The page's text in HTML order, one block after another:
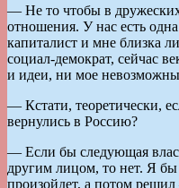
— Не то чтобы в
отношения. У нас есть
капиталист и мне близка
социал-демократ, сейчас
и идеи, ни мое
— Кстати, теоретически,
вернулись в Россию?
— Если бы следующая
другим лицом, то нет. Я бы
произойдет, а потом